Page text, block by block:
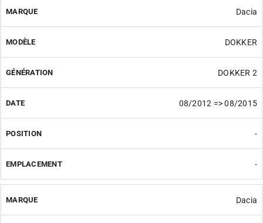
Dacia
DOKKER
DOKKER 2
08/2012 => 08/2015
-
-
Dacia